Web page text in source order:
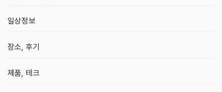
일상정보
장소, 후기
제품, 테크